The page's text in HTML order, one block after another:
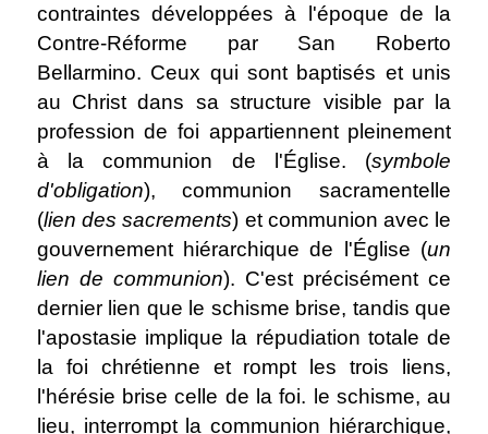
contraintes développées à l'époque de la
Contre-Réforme par San Roberto
Bellarmino. Ceux qui sont baptisés et unis
au Christ dans sa structure visible par la
profession de foi appartiennent pleinement
à la communion de l'Église. (symbole
d'obligation), communion sacramentelle
(lien des sacrements) et communion avec le
gouvernement hiérarchique de l'Église (un
lien de communion). C'est précisément ce
dernier lien que le schisme brise, tandis que
l'apostasie implique la répudiation totale de
la foi chrétienne et rompt les trois liens,
l'hérésie brise celle de la foi. le schisme, au
lieu, interrompt la communion hiérarchique,